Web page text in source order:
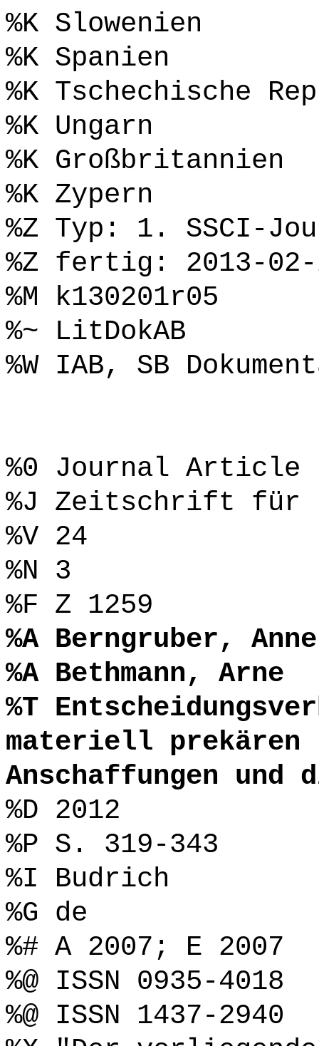
%K Slowenien
%K Spanien
%K Tschechische
%K Ungarn
%K Großbritannien
%K Zypern
%Z Typ: 1. SSCI-
%Z fertig: 2013-02-
%M k130201r05
%~ LitDokAB
%W IAB, SB
%0 Journal Article
%J Zeitschrift für
%V 24
%N 3
%F Z 1259
%A Berngruber, Anne
%A Bethmann, Arne
%T
materiell prekären
Anschaffungen
%D 2012
%P S. 319-343
%I Budrich
%G de
%# A 2007; E 2007
%@ ISSN 0935-4018
%@ ISSN 1437-2940